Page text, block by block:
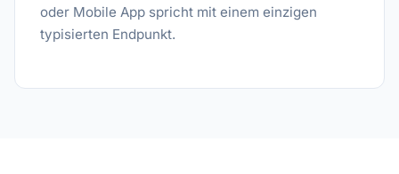
oder Mobile App spricht mit einem einzigen
typisierten Endpunkt.